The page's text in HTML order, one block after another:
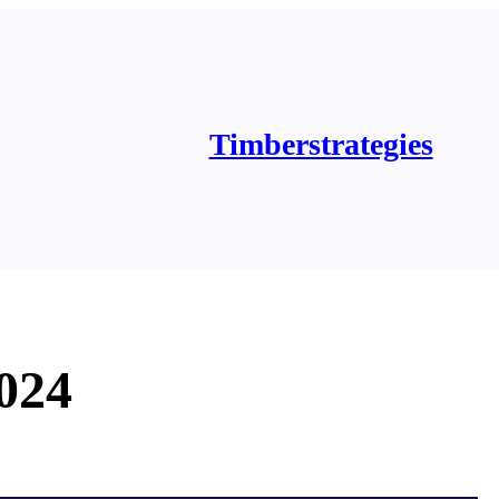
Timberstrategies